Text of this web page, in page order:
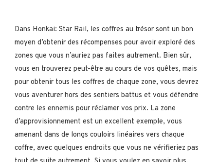
Dans Honkai: Star Rail, les coffres au trésor sont un bon
moyen d’obtenir des récompenses pour avoir exploré des
zones que vous n’auriez pas faites autrement. Bien sûr,
vous en trouverez peut-être au cours de vos quêtes, mais
pour obtenir tous les coffres de chaque zone, vous devrez
vous aventurer hors des sentiers battus et vous défendre
contre les ennemis pour réclamer vos prix. La zone
d’approvisionnement est un excellent exemple, vous
amenant dans de longs couloirs linéaires vers chaque
coffre, avec quelques endroits que vous ne vérifieriez pas